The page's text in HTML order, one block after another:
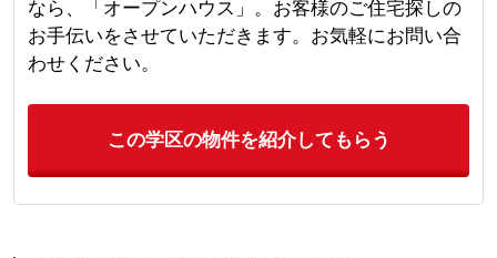
なら、「オープンハウス」。お客様のご住宅探しの
お手伝いをさせていただきます。お気軽にお問い合
わせください。
この学区の物件を紹介してもらう